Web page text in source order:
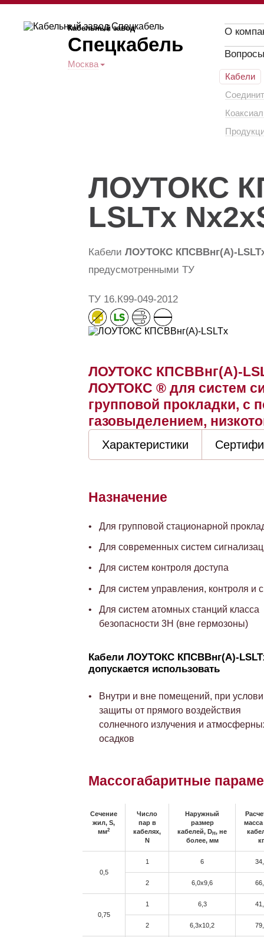
Кабельный завод
Спецкабель
Москва
О
Кабели
ЛОУТОКС
LSLTx
Кабели ЛОУТОКС КПСВВнг(А)-
предусмотренными ТУ
ТУ 16.К99-049-2012
ЛОУТОКС КПСВВнг(А)-
ЛОУТОКС ® для систем
групповой прокладки,
газовыделением,
Характеристики
Назначение
Для групповой стационарной
Для современных систем
Для систем контроля доступа
Для систем управления, контроля и
Для систем атомных станций класса
безопасности 3Н (вне гермозоны)
Кабели ЛОУТОКС КПСВВнг(А)-
допускается использовать
Внутри и вне помещений, при
защиты от прямого воздействия
солнечного излучения и
осадков
Массогабаритные
Cечение
жил, S,
мм2
Число
пар в
кабелях,
N
Наружный
размер
кабелей, DH , не
более, мм
кг
0,5
1 6
2 6,0x9,6
0,75
1 6,3
2 6,3x10,2